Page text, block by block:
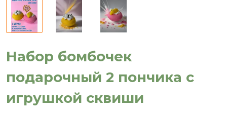
Набор бомбочек
подарочный 2 пончика с
игрушкой сквиши